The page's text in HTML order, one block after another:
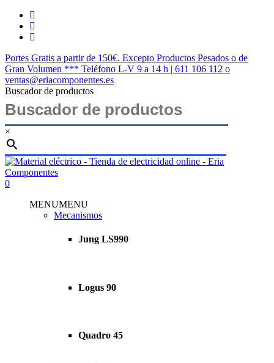
Saltar
contenido
twitter
facebook
instagram
Portes Gratis a partir de 150€. Excepto Productos Pesados o de
Gran Volumen *** Teléfono L-V 9 a 14 h | 611 106 112 o
ventas@eriacomponentes.es
Buscador de productos
×
Cerrar
búsqueda
buscar
account
0
MENUMENU
Mecanismos
Jung LS990
Logus 90
Quadro 45